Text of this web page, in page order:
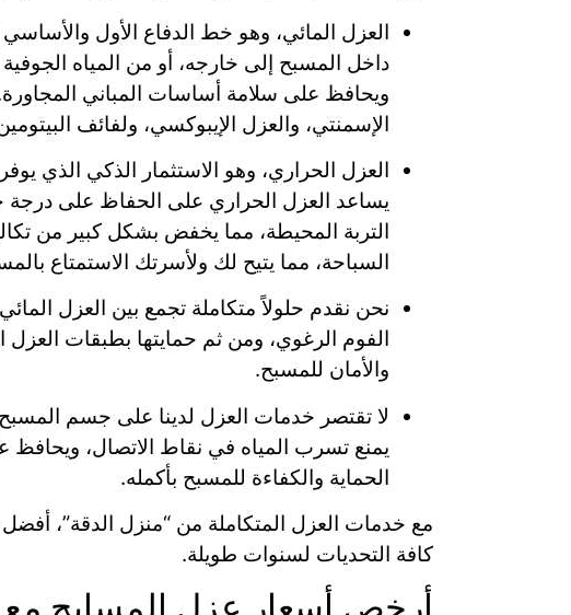
العزل المائي، وهو خط الدفاع الأول
داخل المسبح إلى خارجه، أو من المياه
ويحافظ على سلامة أساسات المباني
الإسمنتي، والعزل الإيبوكسي، ولفائف
العزل الحراري، وهو الاستثمار الذكي الذي
يساعد العزل الحراري على الحفاظ على درجة
التربة المحيطة، مما يخفض بشكل كبير من
السباحة، مما يتيح لك ولأسرتك الاستمتاع
نحن نقدم حلولاً متكاملة تجمع بين العزل
الفوم الرغوي، ومن ثم حمايتها بطبقات
والأمان للمسبح.
لا تقتصر خدمات العزل لدينا على جسم
يمنع تسرب المياه في نقاط الاتصال، ويحافظ
الحماية والكفاءة للمسبح بأكمله.
مع خدمات العزل المتكاملة من “منزل الدقة”،
كافة التحديات لسنوات طويلة.
أرخص أسعار عزل المسابح